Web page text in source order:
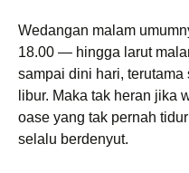
Wedangan malam
18.00 — hingga larut
sampai dini hari,
libur. Maka tak heran jika
oase yang tak pernah
selalu berdenyut.